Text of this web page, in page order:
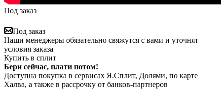
Под заказ
Под заказ
Наши менеджеры обязательно свяжутся с вами и уточнят
условия заказа
Купить в сплит
Бери сейчас, плати потом!
Доступна покупка в сервисах Я.Сплит, Долями, по карте
Халва, а также в рассрочку от банков-партнеров